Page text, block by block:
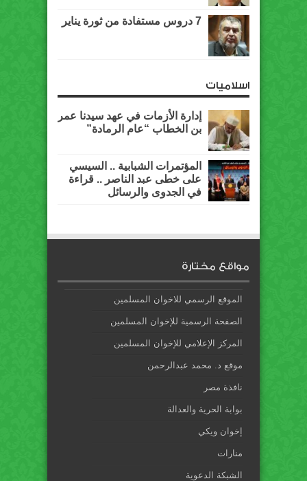
7 دروس مستفادة من ثورة يناير
اسلاميات
إدارة الأزمات في عهد سيدنا عمر
بن الخطاب “عام الرمادة”
المؤتمرات الشبابية .. السيسي
على خطى عبد الناصر .. قراءة
في الجدوى والرسائل
مواقع مختارة
الموقع الرسمي للاخوان المسلمين
الصفحة الرسمية للإخوان المسلمين
المركز الإعلامي للإخوان المسلمين
موقع د. محمد عبدالرحمن
نافذة مصر
بوابة الحرية والعدالة
إخوان ويكي
منارات
الشبكة الدعوية